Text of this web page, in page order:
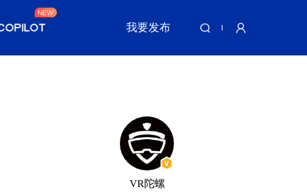
我要发布
VR陀螺